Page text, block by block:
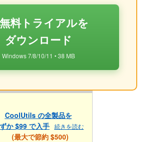
料トライアルを
ダウンロード
Windows 7/8/10/11 • 38 MB
CoolUtils の全製品を
か $99 で入手 続きを読む
(最大で節約 $500)